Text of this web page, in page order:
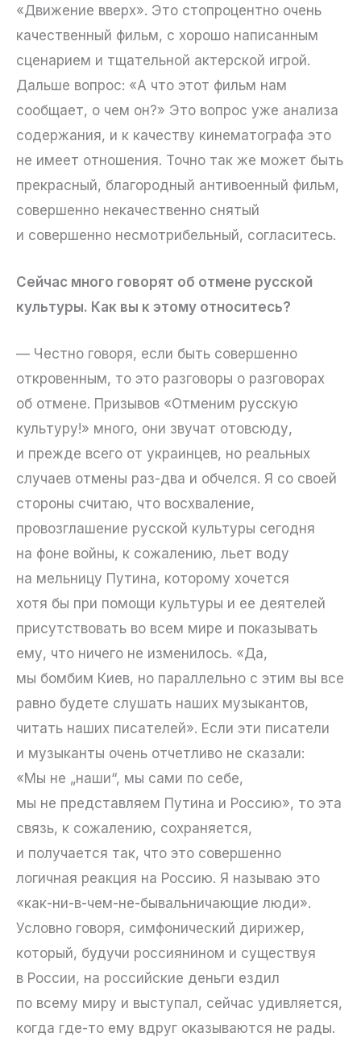
«Движение вверх». Это стопроцентно очень
качественный фильм, с хорошо написанным
сценарием и тщательной актерской игрой.
Дальше вопрос: «А что этот фильм нам
сообщает, о чем он?» Это вопрос уже анализа
содержания, и к качеству кинематографа это
не имеет отношения. Точно так же может быть
прекрасный, благородный антивоенный фильм,
совершенно некачественно снятый
и совершенно несмотрибельный, согласитесь.
Сейчас много говорят об отмене русской
культуры. Как вы к этому относитесь?
— Честно говоря, если быть совершенно
откровенным, то это разговоры о разговорах
об отмене. Призывов «Отменим русскую
культуру!» много, они звучат отовсюду,
и прежде всего от украинцев, но реальных
случаев отмены раз-два и обчелся. Я со своей
стороны считаю, что восхваление,
провозглашение русской культуры сегодня
на фоне войны, к сожалению, льет воду
на мельницу Путина, которому хочется
хотя бы при помощи культуры и ее деятелей
присутствовать во всем мире и показывать
ему, что ничего не изменилось. «Да,
мы бомбим Киев, но параллельно с этим вы все
равно будете слушать наших музыкантов,
читать наших писателей». Если эти писатели
и музыканты очень отчетливо не сказали:
«Мы не „наши“, мы сами по себе,
мы не представляем Путина и Россию», то эта
связь, к сожалению, сохраняется,
и получается так, что это совершенно
логичная реакция на Россию. Я называю это
«как-ни-в-чем-не-бывальничающие люди».
Условно говоря, симфонический дирижер,
который, будучи россиянином и существуя
в России, на российские деньги ездил
по всему миру и выступал, сейчас удивляется,
когда где-то ему вдруг оказываются не рады.